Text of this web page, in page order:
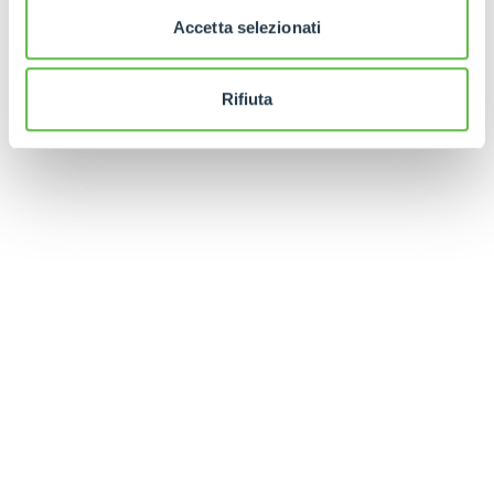
Accetta selezionati
Rifiuta